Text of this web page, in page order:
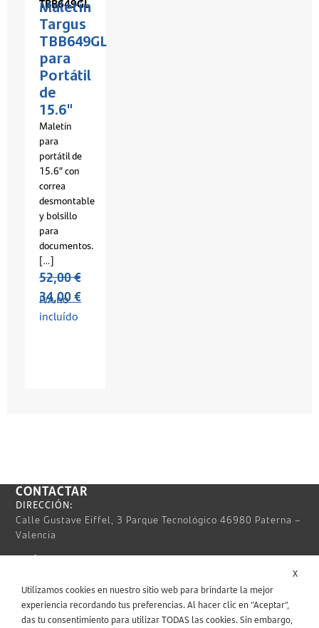
TBB649GL
Maletín
Targus
TBB649GL
para
Portátil
de
15.6"
Maletín
para
portátil de
15.6″ con
correa
desmontable
y bolsillo
para
documentos.
[…]
52,00€
34,00€
IVA no
incluído
CONTACTAR
DIRECCIÓN:
Calle Gustave Eiffel, 3 Parque Tecnológico 46980 Paterna –
Valencia
TELÉFONO:
EMAIL:
info@nunsys.com
X
Utilizamos cookies en nuestro sitio web para brindarte la mejor
experiencia recordando tus preferencias. Al hacer clic en "Aceptar",
das tu consentimiento para utilizar TODAS las cookies. Sin embargo,